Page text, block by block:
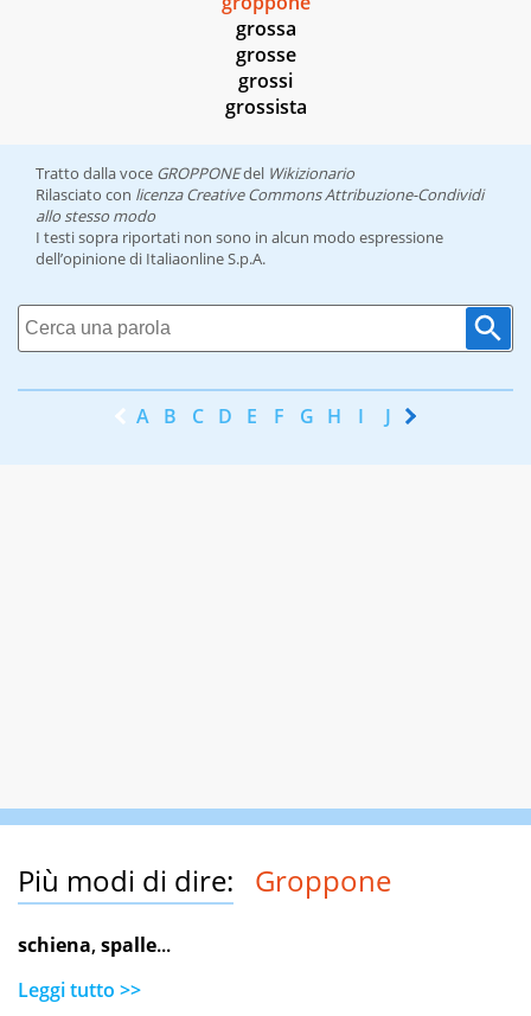
grossa
grosse
grossi
grossista
Tratto dalla voce GROPPONEdel Wikizionario
Rilasciato con licenza Creative Commons Attribuzione-Condividi
allo stesso modo
I testi sopra riportati non sono in alcun modo espressione
dell’opinione di Italiaonline S.p.A.
A B C D E F G H I J K
Più modi di dire: Groppone
schiena,spalle...
Leggi tutto >>